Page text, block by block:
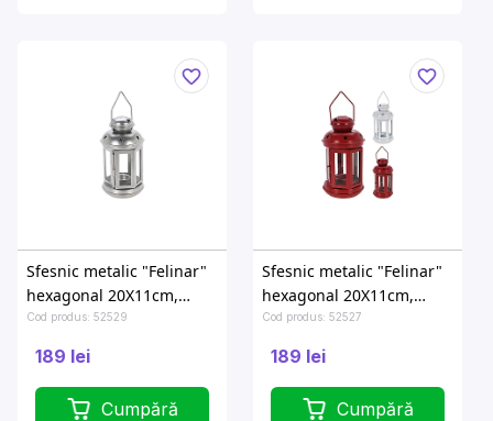
Sfesnic metalic "Felinar"
hexagonal 20X11сm,
argintiu
Cod produs: 52529
189 lei
Cumpără
Sfesnic metalic "Felinar"
hexagonal 20X11сm,
alb/rosu
Cod produs: 52527
189 lei
Cumpără